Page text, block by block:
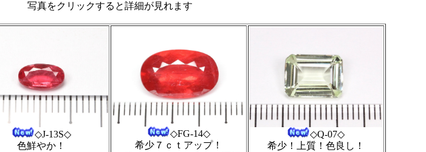
写真をクリックすると詳細が見れます
◇J-13S◇
色鮮やか！
◇FG-14◇
希少７ｃｔアップ！
◇Q-07◇
希少！上質！色良し！